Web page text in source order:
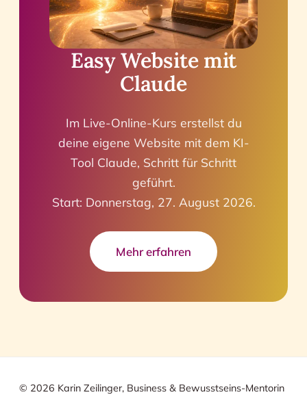
Easy Website mit
Claude
Im Live-Online-Kurs erstellst du
deine eigene Website mit dem KI-
Tool Claude, Schritt für Schritt
geführt.
Start: Donnerstag, 27. August 2026.
Mehr erfahren
© 2026 Karin Zeilinger, Business & Bewusstseins-Mentorin